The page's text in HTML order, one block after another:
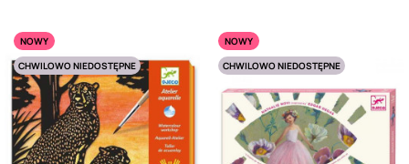
NOWY
CHWILOWO NIEDOSTĘPNE
NOWY
CHWILOWO NIEDOSTĘPNE